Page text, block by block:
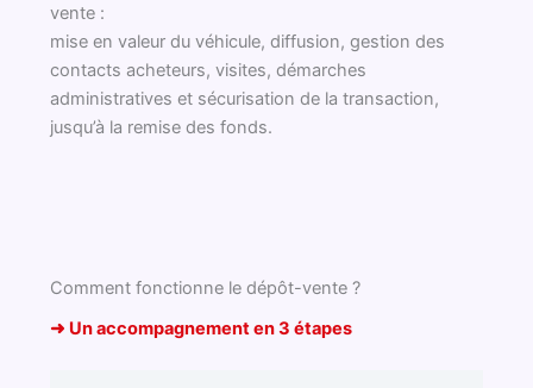
vente :
mise en valeur du véhicule, diffusion, gestion des
contacts acheteurs, visites, démarches
administratives et sécurisation de la transaction,
jusqu’à la remise des fonds.
Comment fonctionne le dépôt-vente ?
➜ Un accompagnement en 3 étapes